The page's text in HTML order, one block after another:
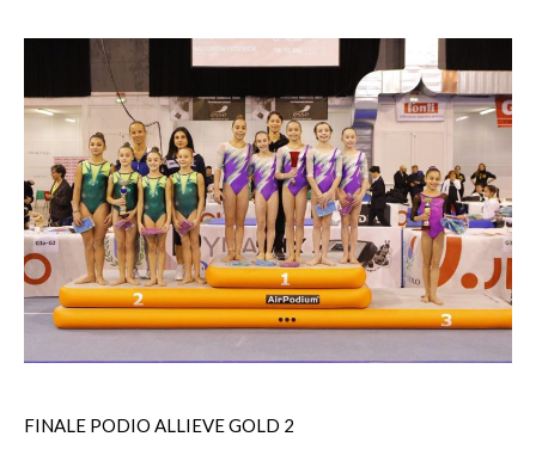
FINALE PODIO ALLIEVE GOLD 2